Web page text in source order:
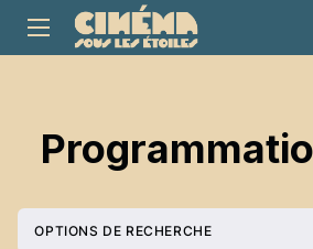
OPTIONS DE RECHERCHE